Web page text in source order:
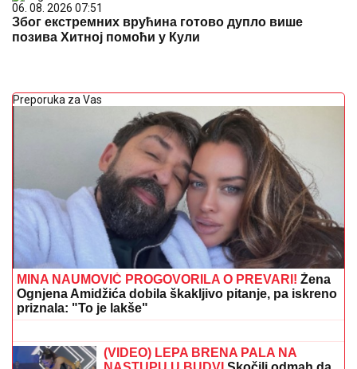
06. 08. 2026 07:51
Због екстремних врућина готово дупло више
позива Хитној помоћи у Кули
Preporuka za Vas
MINA NAUMOVIĆ PROGOVORILA O PREVARI! Žena
Ognjena Amidžića dobila škakljivo pitanje, pa iskreno
priznala: "To je lakše"
Oglasio se PIO fond, evo šta se
dešava sa isplatama novca